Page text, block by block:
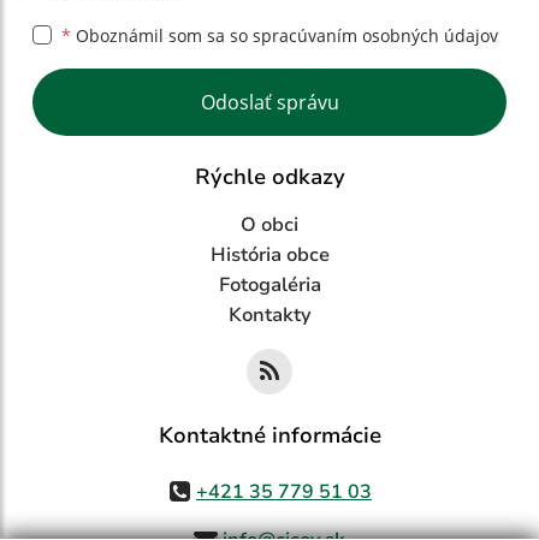
* Oboznámil som sa so spracúvaním osobných údajov
Google reCaptcha Response
Odoslať správu
Rýchle odkazy
O obci
História obce
Fotogaléria
Kontakty
Kontaktné informácie
+421 35 779 51 03